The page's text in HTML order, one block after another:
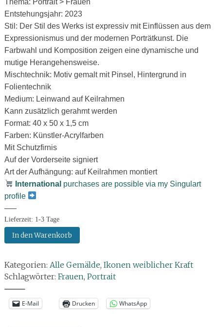
Entstehungsjahr: 2023
Stil: Der Stil des Werks ist expressiv mit Einflüssen aus dem
Expressionismus und der modernen Porträtkunst. Die
Farbwahl und Komposition zeigen eine dynamische und
mutige Herangehensweise.
Mischtechnik: Motiv gemalt mit Pinsel, Hintergrund in
Folientechnik
Medium: Leinwand auf Keilrahmen
Kann zusätzlich gerahmt werden
Format: 40 x 50 x 1,5 cm
Farben: Künstler-Acrylfarben
Mit Schutzfirnis
Auf der Vorderseite signiert
Art der Aufhängung: auf Keilrahmen montiert
International purchases are possible via my Singulart
profile
—–
Lieferzeit: 1-3 Tage
Gemälde:
Wild
–
Rebellinnen
auf
der
In den Warenkorb
Kategorien: Alle Gemälde, Ikonen weiblicher Kraft
Schlagwörter: Frauen, Portrait
--------------
E-Mail Drucken WhatsApp